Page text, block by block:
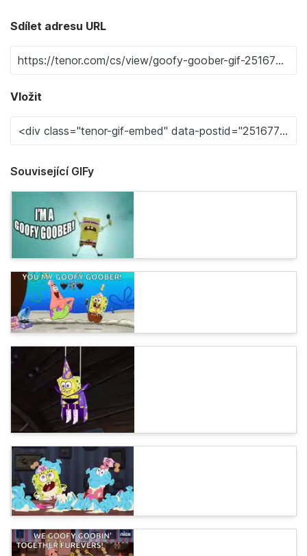
Sdílet adresu URL
Vložit
Související GIFy